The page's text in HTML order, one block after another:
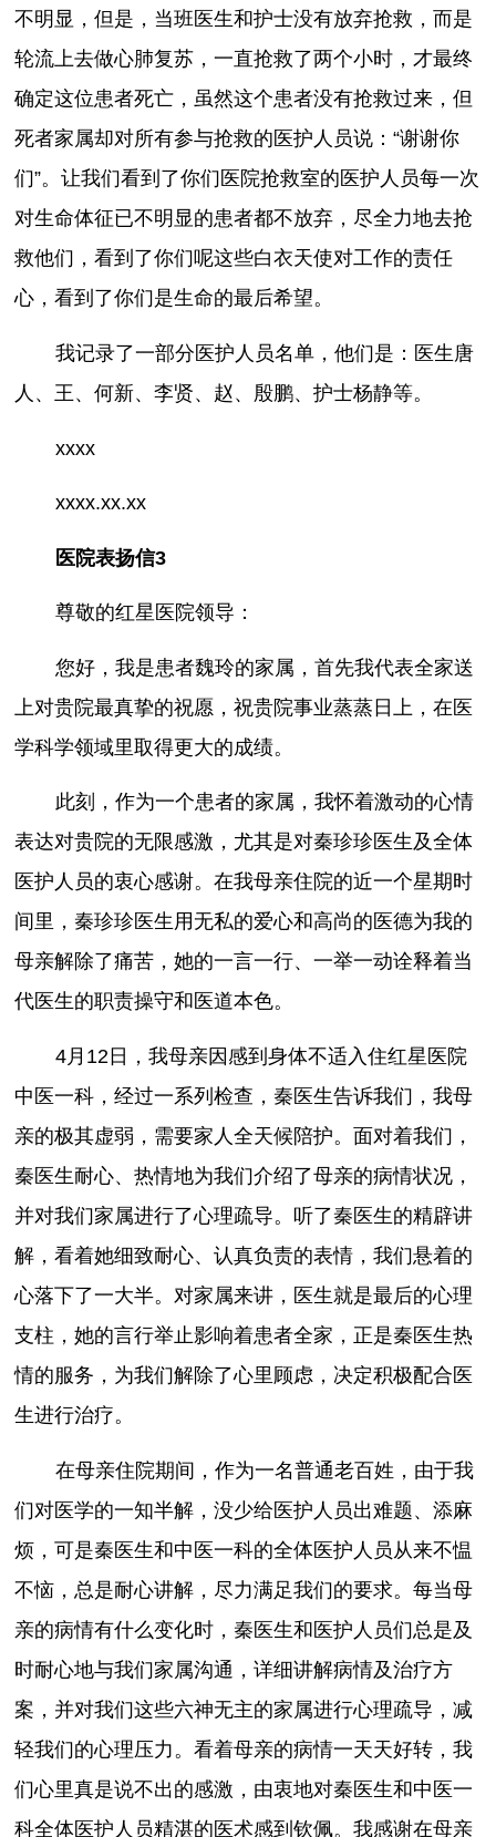
不明显，但是，当班医生和护士没有放弃抢救，而是
轮流上去做心肺复苏，一直抢救了两个小时，才最终
确定这位患者死亡，虽然这个患者没有抢救过来，但
死者家属却对所有参与抢救的医护人员说：“谢谢你
们”。让我们看到了你们医院抢救室的医护人员每一次
对生命体征已不明显的患者都不放弃，尽全力地去抢
救他们，看到了你们呢这些白衣天使对工作的责任
心，看到了你们是生命的最后希望。
我记录了一部分医护人员名单，他们是：医生唐
人、王、何新、李贤、赵、殷鹏、护士杨静等。
xxxx
xxxx.xx.xx
医院表扬信3
尊敬的红星医院领导：
您好，我是患者魏玲的家属，首先我代表全家送
上对贵院最真挚的祝愿，祝贵院事业蒸蒸日上，在医
学科学领域里取得更大的成绩。
此刻，作为一个患者的家属，我怀着激动的心情
表达对贵院的无限感激，尤其是对秦珍珍医生及全体
医护人员的衷心感谢。在我母亲住院的近一个星期时
间里，秦珍珍医生用无私的爱心和高尚的医德为我的
母亲解除了痛苦，她的一言一行、一举一动诠释着当
代医生的职责操守和医道本色。
4月12日，我母亲因感到身体不适入住红星医院
中医一科，经过一系列检查，秦医生告诉我们，我母
亲的极其虚弱，需要家人全天候陪护。面对着我们，
秦医生耐心、热情地为我们介绍了母亲的病情状况，
并对我们家属进行了心理疏导。听了秦医生的精辟讲
解，看着她细致耐心、认真负责的表情，我们悬着的
心落下了一大半。对家属来讲，医生就是最后的心理
支柱，她的言行举止影响着患者全家，正是秦医生热
情的服务，为我们解除了心里顾虑，决定积极配合医
生进行治疗。
在母亲住院期间，作为一名普通老百姓，由于我
们对医学的一知半解，没少给医护人员出难题、添麻
烦，可是秦医生和中医一科的全体医护人员从来不愠
不恼，总是耐心讲解，尽力满足我们的要求。每当母
亲的病情有什么变化时，秦医生和医护人员们总是及
时耐心地与我们家属沟通，详细讲解病情及治疗方
案，并对我们这些六神无主的家属进行心理疏导，减
轻我们的心理压力。看着母亲的病情一天天好转，我
们心里真是说不出的感激，由衷地对秦医生和中医一
科全体医护人员精湛的医术感到钦佩。我感谢在母亲